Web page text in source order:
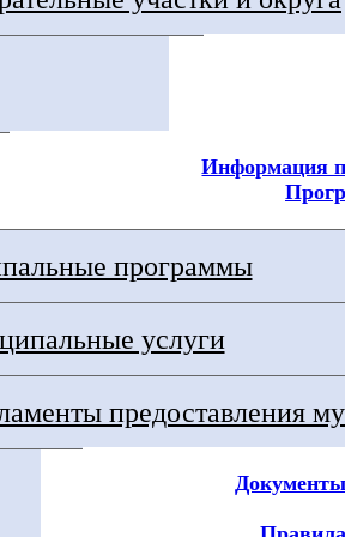
Информация
программы
услуги
предоставления